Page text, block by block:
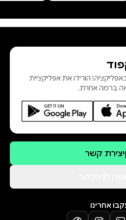
חי בליטל רוק,
לספר
הורידו את אפליקציית
ברמה אחרת.
יצירת קשר
אחרינו